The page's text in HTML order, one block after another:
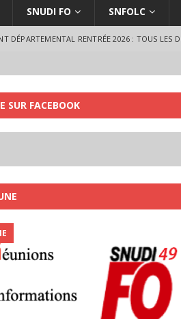
SNUDI FO SNFOLC
DÉPARTEMENTAL RENTRÉE 2026 : TOUS LES
SUR FACEBOOK